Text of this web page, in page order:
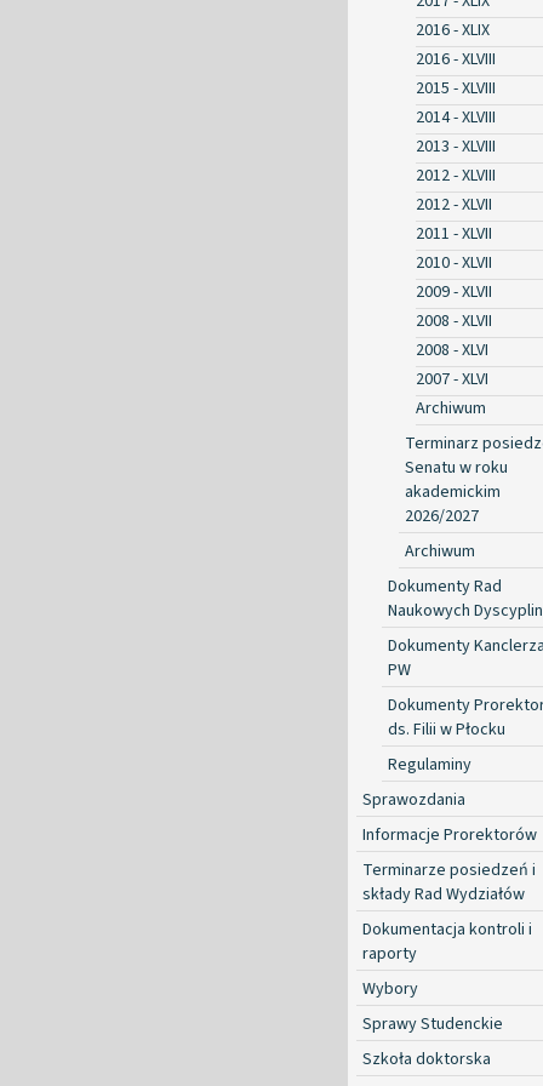
2016 - XLIX
2016 - XLVIII
2015 - XLVIII
2014 - XLVIII
2013 - XLVIII
2012 - XLVIII
2012 - XLVII
2011 - XLVII
2010 - XLVII
2009 - XLVII
2008 - XLVII
2008 - XLVI
2007 - XLVI
Archiwum
Terminarz
Senatu w roku
akademickim
2026/2027
Archiwum
Dokumenty Rad
Naukowych Dyscyplin
Dokumenty
PW
Dokumenty
ds. Filii w Płocku
Regulaminy
Sprawozdania
Informacje Prorektorów
Terminarze posiedzeń i
składy Rad Wydziałów
Dokumentacja kontroli i
raporty
Wybory
Sprawy Studenckie
Szkoła doktorska